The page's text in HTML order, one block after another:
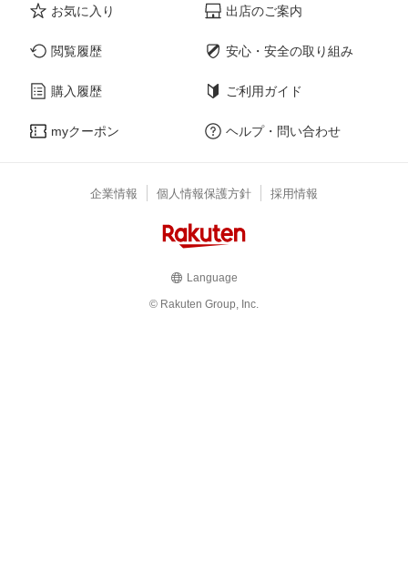
お気に入り
閲覧履歴
購入履歴
myクーポン
出店のご案内
安心・安全の取り組み
ご利用ガイド
ヘルプ・問い合わせ
企業情報 個人情報保護方針 採用情報
Language
© Rakuten Group, Inc.